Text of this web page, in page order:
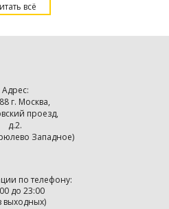
с доставкой.
всё
Адрес:
г. Москва,
проезд,
д.2.
Западное)
по телефону:
до 23:00
выходных)